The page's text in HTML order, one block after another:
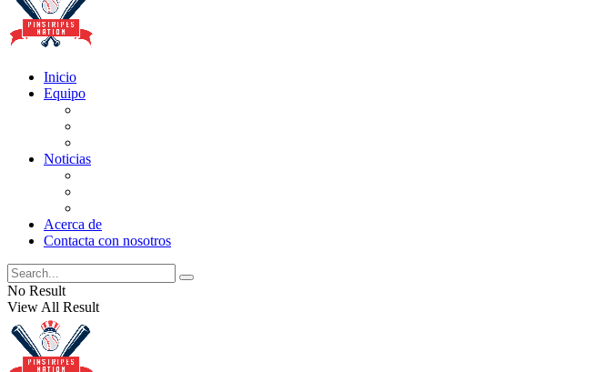
Inicio
Equipo
Noticias
Acerca de
Contacta con nosotros
No Result
View All Result